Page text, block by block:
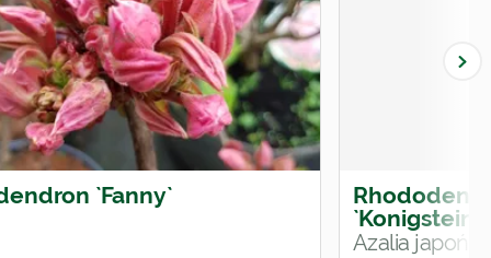
`Fanny`
`Konigstein`
Azalia